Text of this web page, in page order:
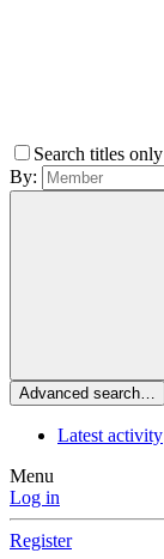
Search titles only
By:
Advanced search…
Latest activity
Menu
Log in
Register